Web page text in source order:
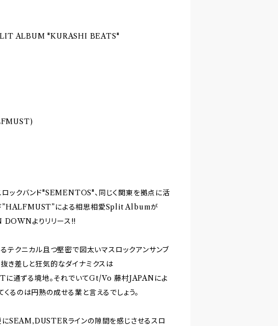
ALBUM "KURASHI BEATS"
ックバンド"SEMENTOS"、同じく関東を拠点に活
”HALFMUST”による相思相愛Split Albumが
よりリリース!!
クニカル且つ堅密で図太いマスロックアンサンブ
き差しと狂気的なダイナミクスは
ずる境地。それでいてGt/Vo 藤村JAPANによ
るのは円熟の成せる業と言えるでしょう。
SEAM,DUSTERラインの隙間を感じさせるスロ